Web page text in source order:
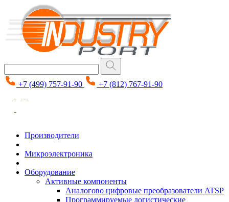
+7 (499) 757-91-90 +7 (812) 767-91-90
Производители
Микроэлектроника
Оборудование
Активные компоненты
Аналогово цифровые преобразователи ATSP
Программируемые логистические